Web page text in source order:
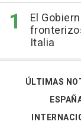
El
Italia
ÚLTIMAS